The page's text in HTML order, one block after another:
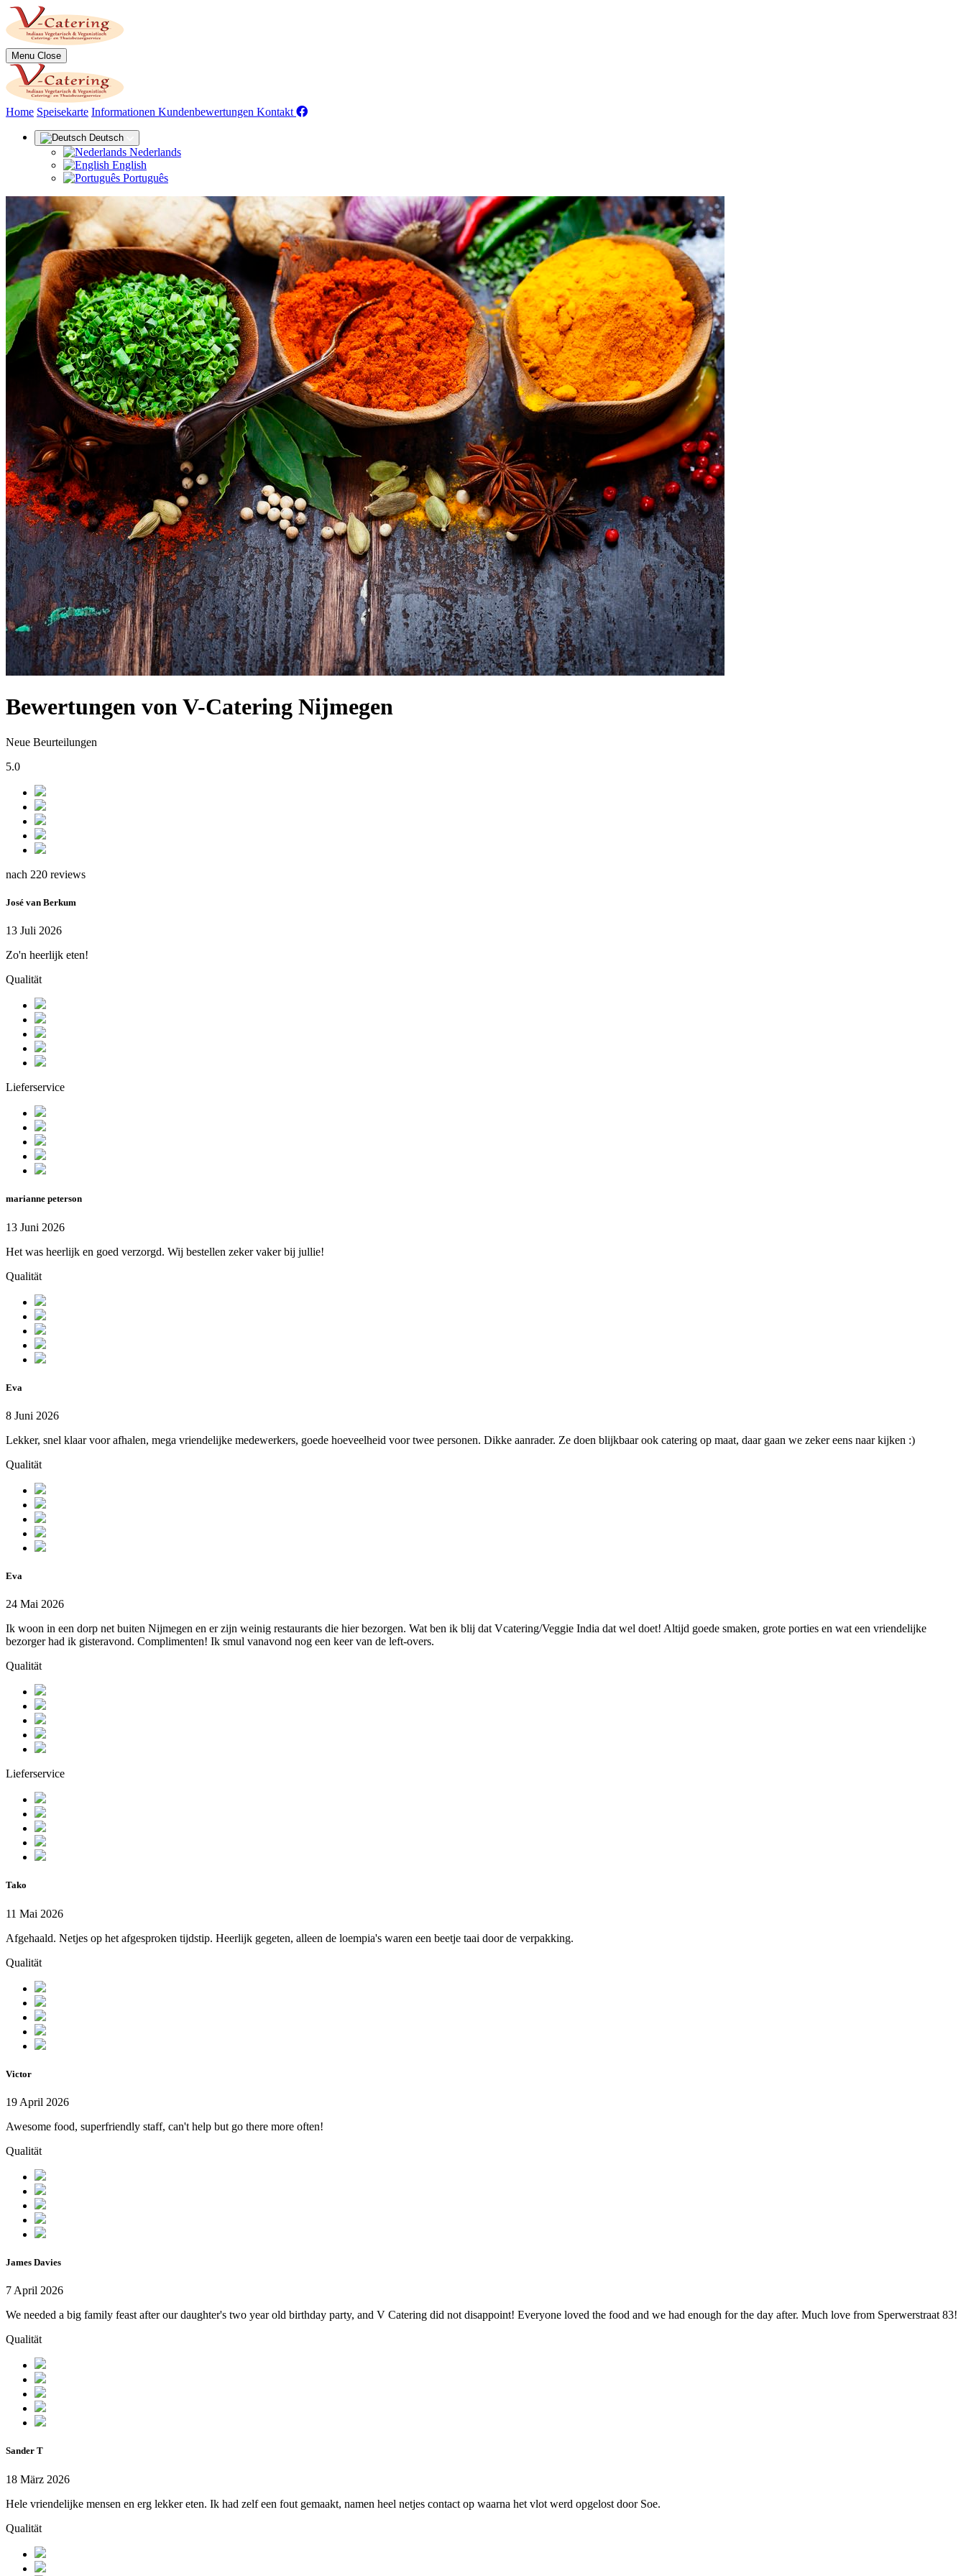
Menu Close
Home Speisekarte Informationen Kundenbewertungen (aktuell)
Kontakt
Deutsch
Nederlands
English
Português
Bewertungen von V-Catering Nijmegen
Neue Beurteilungen
5.0
nach 220 reviews
José van Berkum
13 Juli 2026
Zo'n heerlijk eten!
Qualität
Lieferservice
marianne peterson
13 Juni 2026
Het was heerlijk en goed verzorgd. Wij bestellen zeker vaker bij jullie!
Qualität
Eva
8 Juni 2026
Lekker, snel klaar voor afhalen, mega vriendelijke medewerkers, goede hoeveelheid voor twee personen. Dikke aanrader. Ze doen blijkbaar ook catering op maat, daar gaan we zeker eens naar kijken :)
Qualität
Eva
24 Mai 2026
Ik woon in een dorp net buiten Nijmegen en er zijn weinig restaurants die hier bezorgen. Wat ben ik blij dat Vcatering/Veggie India dat wel doet! Altijd goede smaken, grote porties en wat een vriendelijke
bezorger had ik gisteravond. Complimenten! Ik smul vanavond nog een keer van de left-overs.
Qualität
Lieferservice
Tako
11 Mai 2026
Afgehaald. Netjes op het afgesproken tijdstip. Heerlijk gegeten, alleen de loempia's waren een beetje taai door de verpakking.
Qualität
Victor
19 April 2026
Awesome food, superfriendly staff, can't help but go there more often!
Qualität
James Davies
7 April 2026
We needed a big family feast after our daughter's two year old birthday party, and V Catering did not disappoint! Everyone loved the food and we had enough for the day after. Much love from Sperwerstraat 83!
Qualität
Sander T
18 März 2026
Hele vriendelijke mensen en erg lekker eten. Ik had zelf een fout gemaakt, namen heel netjes contact op waarna het vlot werd opgelost door Soe.
Qualität